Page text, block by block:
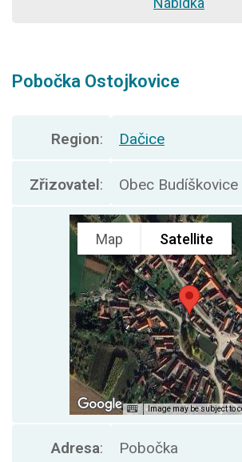
Pobočka Ostojkovice
Region: Dačice
Zřizovatel: Obec Budíškovice
Adresa:
Pobočka